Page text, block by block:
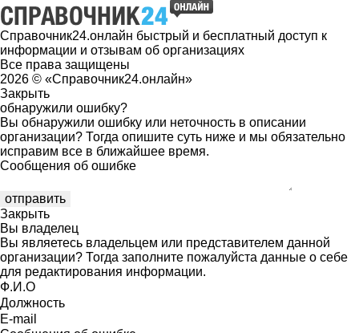
Справочник24.онлайн быстрый и бесплатный доступ к
информации и отзывам об организациях
Все права защищены
2026 © «Справочник24.онлайн»
Закрыть
обнаружили ошибку?
Вы обнаружили ошибку или неточность в описании
организации? Тогда опишите суть ниже и мы обязательно
исправим все в ближайшее время.
Сообщения об ошибке
Закрыть
Вы владелец
Вы являетесь владельцем или представителем данной
организации? Тогда заполните пожалуйста данные о себе
для редактирования информации.
Ф.И.О
Должность
E-mail